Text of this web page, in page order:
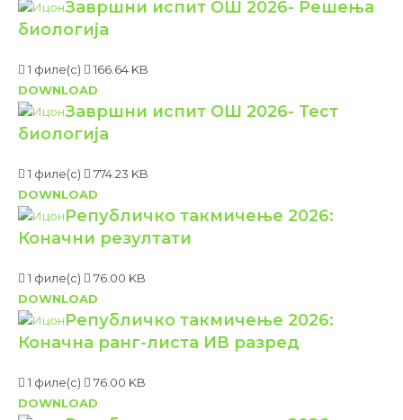
Тхис сите усес Акисмет то редуце спам.
yоур цоммент дата ис процессед.
Најновије
Завршни испит ОШ 2026- Решења
биологија
1 филе(с)
166.64 KB
DOWNLOAD
Завршни испит ОШ 2026- Тест
биологија